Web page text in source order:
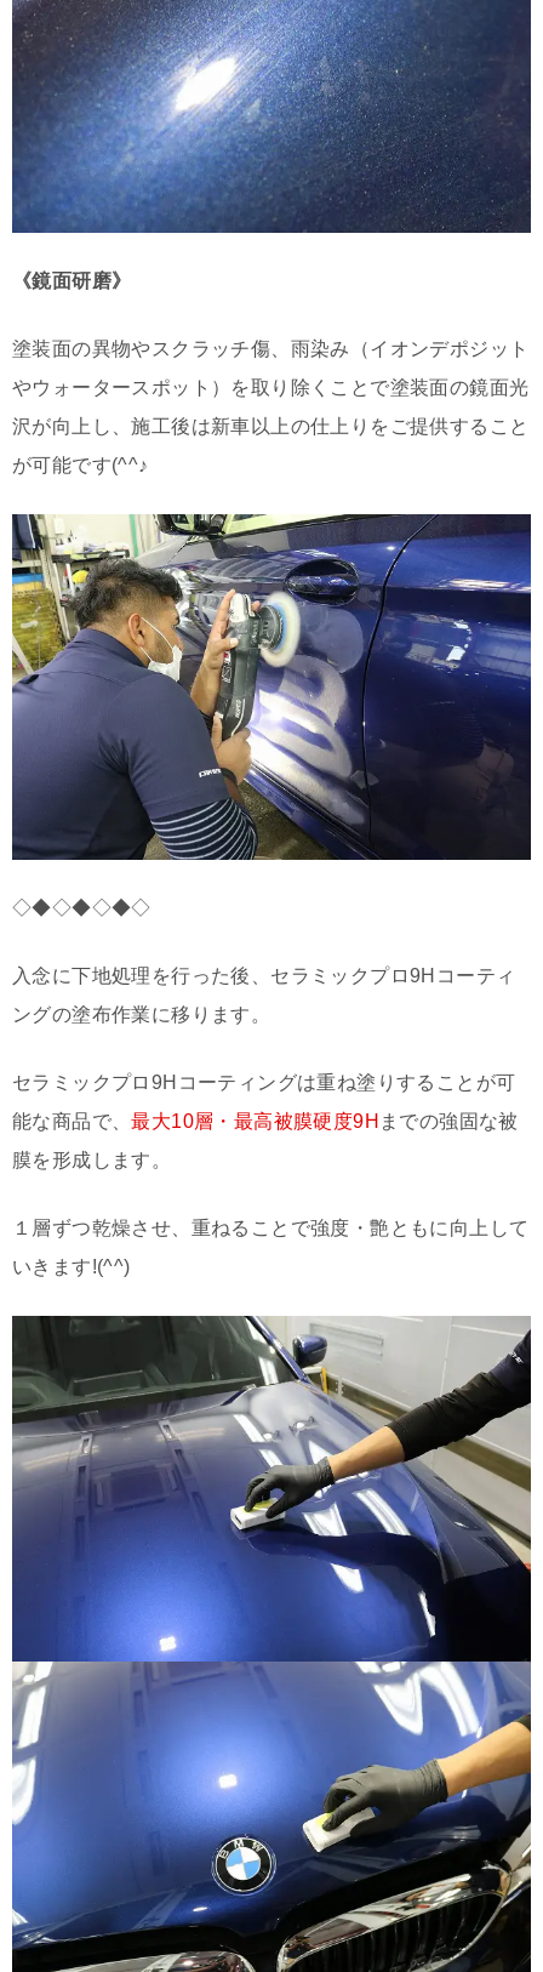
《鏡面研磨》
塗装面の異物やスクラッチ傷、雨染み（イオンデポジット
やウォータースポット）を取り除くことで塗装面の鏡面光
沢が向上し、施工後は新車以上の仕上りをご提供すること
が可能です(^^♪
◇◆◇◆◇◆◇
入念に下地処理を行った後、セラミックプロ9Hコーティ
ングの塗布作業に移ります。
セラミックプロ9Hコーティングは重ね塗りすることが可
能な商品で、最大10層・最高被膜硬度9H までの強固な被
膜を形成します。
１層ずつ乾燥させ、重ねることで強度・艶ともに向上して
いきます!(^^)